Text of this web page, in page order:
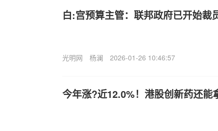
白:宫预算主管：联邦政府已开始裁
光明网 杨澜 2026-01-26 10:46:57
今年涨?近12.0%！港股创新药还能